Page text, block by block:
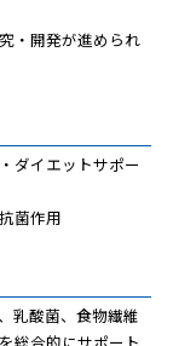
・開発が進められ
ダイエットサポー
菌作用
乳酸菌、食物繊維